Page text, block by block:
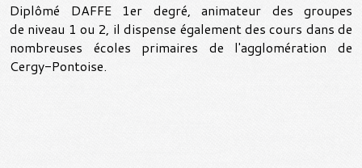
Diplômé DAFFE 1er degré, animateur des groupes
de niveau 1 ou 2, il dispense également des cours dans de
nombreuses écoles primaires de l'agglomération de
Cergy-Pontoise.